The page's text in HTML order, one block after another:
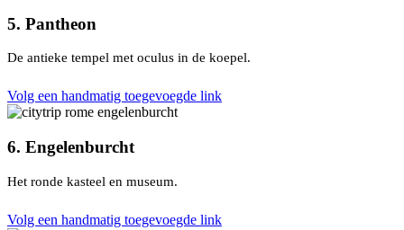
5. Pantheon
De antieke tempel met oculus in de koepel.
Volg een handmatig toegevoegde link
6. Engelenburcht
Het ronde kasteel en museum.
Volg een handmatig toegevoegde link